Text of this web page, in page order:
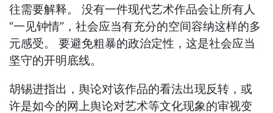
往需要解释。 没有一件现代艺术作品会让所有人
“一见钟情”，社会应当有充分的空间容纳这样的多
元感受。 要避免粗暴的政治定性，这是社会应当
坚守的开明底线。
胡锡进指出，舆论对该作品的看法出现反转，或
许是如今的网上舆论对艺术等文化现象的审视变